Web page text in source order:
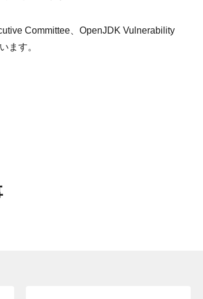
Committee、OpenJDK Vulnerability
ます。